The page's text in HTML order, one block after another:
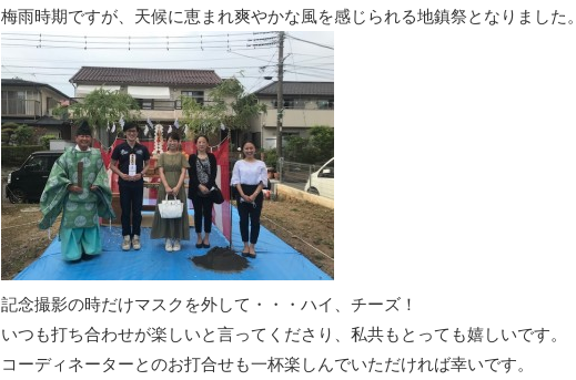
梅雨時期ですが、天候に恵まれ爽やかな風を感じられる地鎮祭となりました。
記念撮影の時だけマスクを外して・・・ハイ、チーズ！
いつも打ち合わせが楽しいと言ってくださり、私共もとっても嬉しいです。
コーディネーターとのお打合せも一杯楽しんでいただければ幸いです。